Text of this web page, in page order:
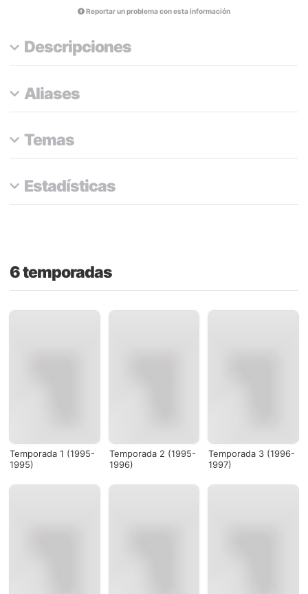
Reportar un problema con esta información
Descripciones
Aliases
Temas
Estadísticas
6 temporadas
Temporada 1 (1995-
1995)
Temporada 2 (1995-
1996)
Temporada 3 (1996-
1997)